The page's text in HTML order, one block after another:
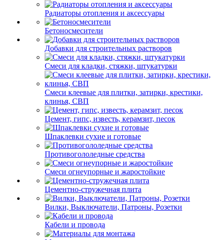
Радиаторы отопления и аксессуары
Бетоносмесители
Добавки для строительных растворов
Смеси для кладки, стяжки, штукатурки
Смеси клеевые для плитки, затирки, крестики,
клинья, СВП
Цемент, гипс, известь, керамзит, песок
Шпаклевки сухие и готовые
Противогололедные средства
Смеси огнеупорные и жаростойкие
Цементно-стружечная плита
Вилки, Выключатели, Патроны, Розетки
Кабели и провода